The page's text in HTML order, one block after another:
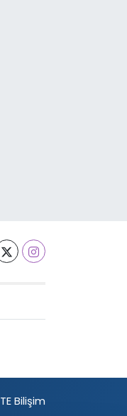
TE Bilişim